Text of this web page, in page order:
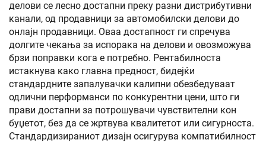
делови се лесно достапни преку разни дистрибутивни
канали, од продавници за автомобилски делови до
онлајн продавници. Оваа достапност ги спречува
долгите чекања за испорака на делови и овозможува
брзи поправки кога е потребно. Рентабилноста
истакнува како главна предност, бидејќи
стандардните запалувачки калипни обезбедуваат
одлични перформанси по конкурентни цени, што ги
прави достапни за потрошувачи чувствителни кон
буџетот, без да се жртвува квалитетот или сигурноста.
Стандардизираниот дизајн осигурува компатибилност